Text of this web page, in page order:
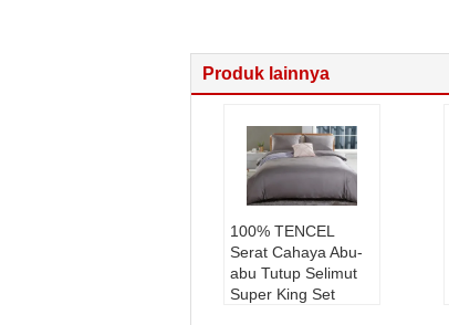
Produk lainnya
100% TENCEL
Serat Cahaya Abu-
abu Tutup Selimut
Super King Set